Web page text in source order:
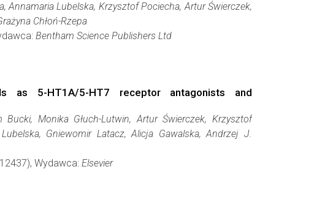
Annamaria Lubelska, Krzysztof Pociecha, Artur Świerczek,
Chłoń-Rzepa
Bentham Science Publishers Ltd
as 5-HT1A/5-HT7 receptor antagonists and
Monika Głuch-Lutwin, Artur Świerczek, Krzysztof
Gniewomir Latacz, Alicja Gawalska, Andrzej J.
Wydawca: Elsevier